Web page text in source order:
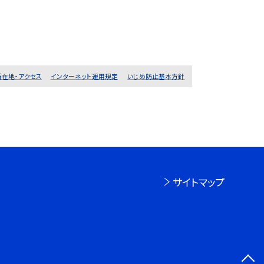
地・アクセス インターネット運用規定 いじめ防止基本方針
サイトマップ